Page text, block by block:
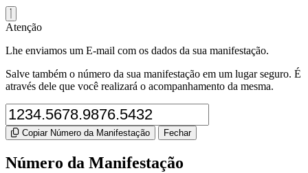
Atenção
Lhe enviamos um E-mail com os dados da sua manifestação.
Salve também o número da sua manifestação em um lugar seguro. É
através dele que você realizará o acompanhamento da mesma.
Copiar Número da Manifestação Fechar
Número da Manifestação